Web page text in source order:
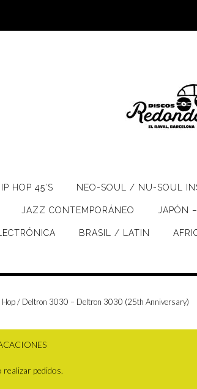
HOP 45’S NEO-SOUL / NU-SOUL
JAZZ CONTEMPORÁNEO JAPÓN
BRASIL / LATIN
Hop/ Deltron 3030 – Deltron 3030 (25th Anniversary)
pedidos.